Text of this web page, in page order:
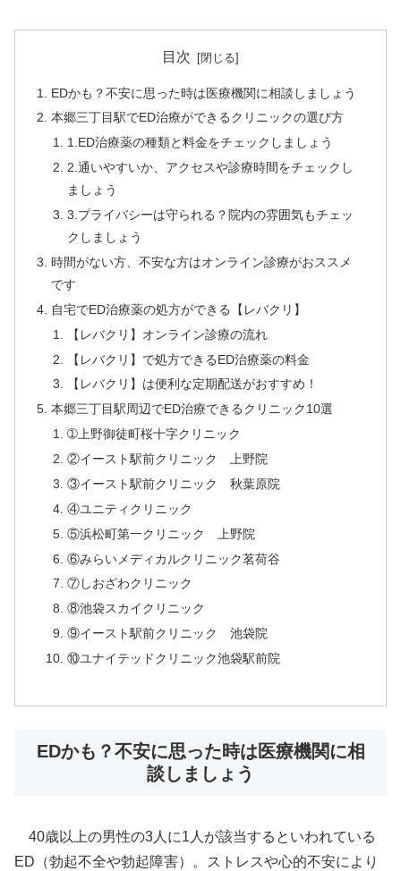
目次
EDかも？不安に思った時は医療機関に相談しましょう
本郷三丁目駅でED治療ができるクリニックの選び方
1.ED治療薬の種類と料金をチェックしましょう
2.通いやすいか、アクセスや診療時間をチェックし
ましょう
3.プライバシーは守られる？院内の雰囲気もチェッ
クしましょう
時間がない方、不安な方はオンライン診療がおススメ
です
自宅でED治療薬の処方ができる【レバクリ】
【レバクリ】オンライン診療の流れ
【レバクリ】で処方できるED治療薬の料金
【レバクリ】は便利な定期配送がおすすめ！
本郷三丁目駅周辺でED治療できるクリニック10選
➀上野御徒町桜十字クリニック
②イースト駅前クリニック 上野院
③イースト駅前クリニック 秋葉原院
④ユニティクリニック
⑤浜松町第一クリニック 上野院
⑥みらいメディカルクリニック茗荷谷
⑦しおざわクリニック
⑧池袋スカイクリニック
⑨イースト駅前クリニック 池袋院
⑩ユナイテッドクリニック池袋駅前院
EDかも？不安に思った時は医療機関に相
談しましょう
40歳以上の男性の3人に1人が該当するといわれている
ED（勃起不全や勃起障害）。ストレスや心的不安により